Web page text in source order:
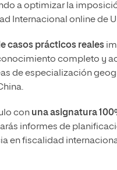
a optimizar la
Internacional online de
casos prácticos reales
completo y
de especialización
con una asignatura
informes de
en fiscalidad